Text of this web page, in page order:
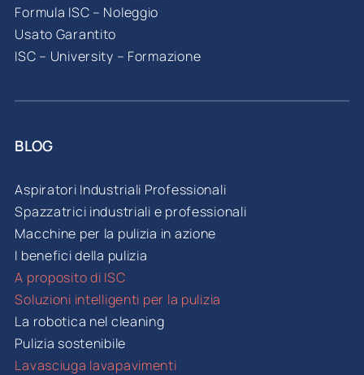
Formula ISC – Noleggio
Usato Garantito
ISC – University – Formazione
BLOG
Aspiratori Industriali Professionali
Spazzatrici industriali e professionali
Macchine per la pulizia in azione
I benefici della pulizia
A proposito di ISC
Soluzioni intelligenti per la pulizia
La robotica nel cleaning
Pulizia sostenibile
Lavasciuga lavapavimenti